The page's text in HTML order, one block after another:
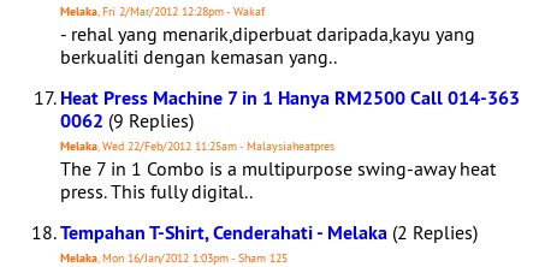
Melaka, Fri 2/Mar/2012 12:28pm - Wakaf
- rehal yang menarik,diperbuat daripada,kayu yang
berkualiti dengan kemasan yang..
Heat Press Machine 7 in 1 Hanya RM2500 Call 014-363
0062 (9 Replies)
Melaka, Wed 22/Feb/2012 11:25am - Malaysiaheatpres
The 7 in 1 Combo is a multipurpose swing-away heat
press. This fully digital..
Tempahan T-Shirt, Cenderahati - Melaka (2 Replies)
Melaka, Mon 16/Jan/2012 1:03pm - Sham 125